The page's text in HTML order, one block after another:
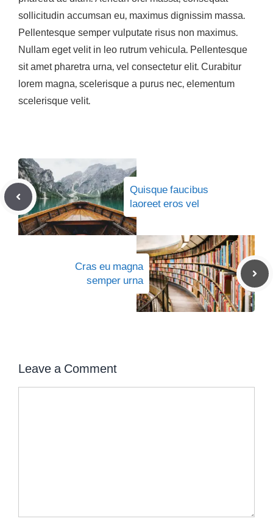
sollicitudin accumsan eu, maximus dignissim massa.
Pellentesque semper vulputate risus non maximus.
Nullam eget velit in leo rutrum vehicula. Pellentesque
sit amet pharetra urna, vel consectetur elit. Curabitur
lorem magna, scelerisque a purus nec, elementum
scelerisque velit.
Quisque faucibus
laoreet eros vel
Cras eu magna
semper urna
Leave a Comment